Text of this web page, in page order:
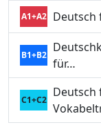
A1+A2 Deutsch
B1+B2
für…
C1+C2
Deutsch